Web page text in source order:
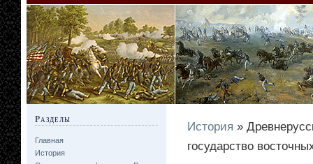
Разделы
Главная
История
История »
государство